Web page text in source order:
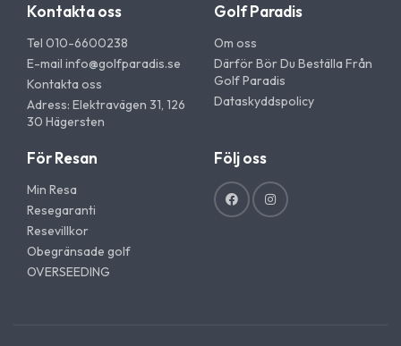
Kontakta oss
Tel 010-6600238
E-mail info@golfparadis.se
Kontakta oss
Adress: Elektravägen 31, 126
30 Hägersten
Golf Paradis
Om oss
Därför Bör Du Beställa Från
Golf Paradis
Dataskyddspolicy
För Resan
Min Resa
Resegaranti
Resevillkor
Obegränsade golf
OVERSEEDING
Följ oss